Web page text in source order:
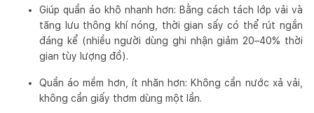
Giúp quần áo khô nhanh hơn: Bằng cách tách lớp vải và
tăng lưu thông khí nóng, thời gian sấy có thể rút ngắn
đáng kể (nhiều người dùng ghi nhận giảm 20–40% thời
gian tùy lượng đồ).
Quần áo mềm hơn, ít nhăn hơn: Không cần nước xả vải,
không cần giấy thơm dùng một lần.